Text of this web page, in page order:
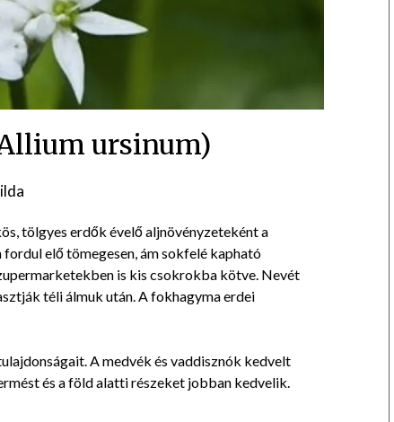
ursinum)
tölgyes erdők évelő aljnövényzeteként a
elő tömegesen, ám sokfelé kapható
is kis csokrokba kötve. Nevét
téli álmuk után. A fokhagyma erdei
A medvék és vaddisznók kedvelt
és a föld alatti részeket jobban kedvelik.